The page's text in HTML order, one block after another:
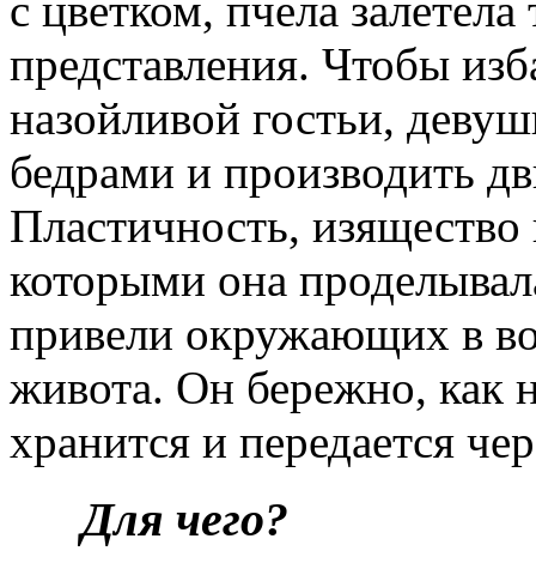
представления. Чтобы
назойливой гостьи,
бедрами и производить
Пластичность,
которыми она
привели окружающих в
живота. Он бережно, как
хранится и передается
Для чего?